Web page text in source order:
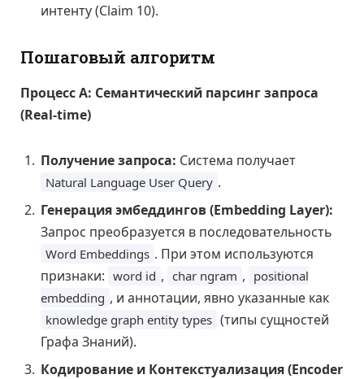
интенту (Claim 10).
Пошаговый алгоритм
Процесс А: Семантический парсинг запроса
(Real-time)
Получение запроса: Система получает
Natural Language User Query .
Генерация эмбеддингов (Embedding Layer):
Запрос преобразуется в последовательность
Word Embeddings . При этом используются
признаки: word id , char ngram , positional
embedding , и аннотации, явно указанные как
knowledge graph entity types (типы сущностей
Графа Знаний).
Кодирование и Контекстуализация (Encoder